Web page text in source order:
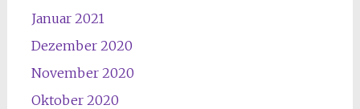
Januar 2021
Dezember 2020
November 2020
Oktober 2020